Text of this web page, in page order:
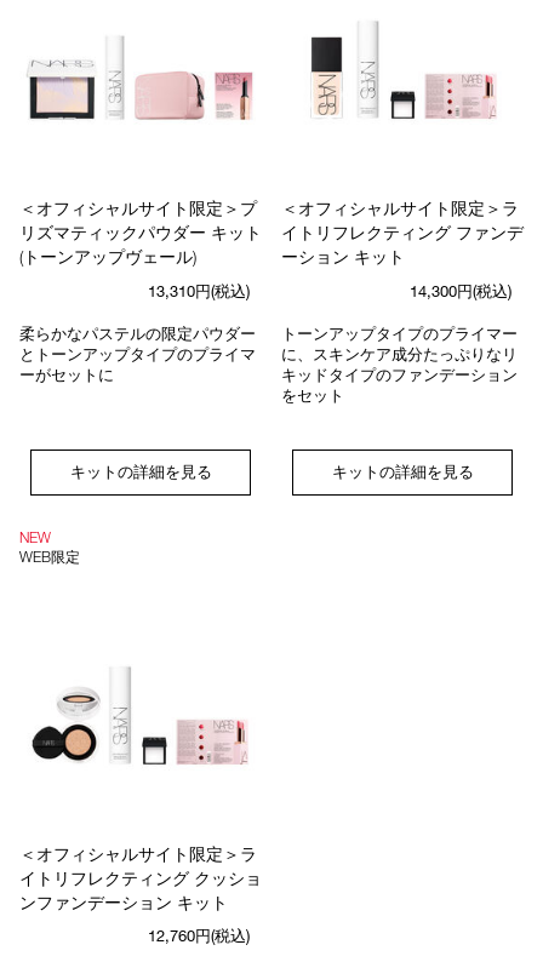
＜オフィシャルサイト限定＞プ
リズマティックパウダー キット
(トーンアップヴェール)
13,310円(税込)
柔らかなパステルの限定パウダー
とトーンアップタイプのプライマ
ーがセットに
キットの詳細を見る
＜オフィシャルサイト限定＞ラ
イトリフレクティング ファンデ
ーション キット
14,300円(税込)
トーンアップタイプのプライマー
に、スキンケア成分たっぷりなリ
キッドタイプのファンデーション
をセット
キットの詳細を見る
NEW
WEB限定
＜オフィシャルサイト限定＞ラ
イトリフレクティング クッショ
ンファンデーション キット
12,760円(税込)